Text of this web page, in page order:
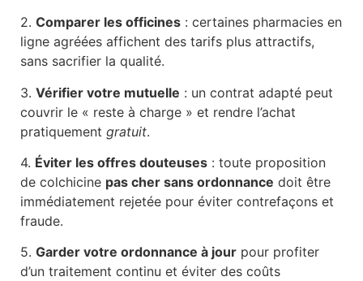
2. Comparer les officines : certaines pharmacies en
ligne agréées affichent des tarifs plus attractifs,
sans sacrifier la qualité.
3. Vérifier votre mutuelle : un contrat adapté peut
couvrir le « reste à charge » et rendre l’achat
pratiquement gratuit.
4. Éviter les offres douteuses : toute proposition
de colchicine pas cher sans ordonnance doit être
immédiatement rejetée pour éviter contrefaçons et
fraude.
5. Garder votre ordonnance à jour pour profiter
d’un traitement continu et éviter des coûts